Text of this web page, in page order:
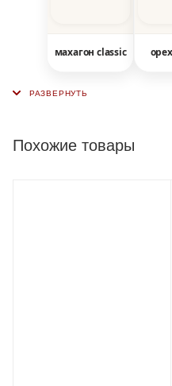
махагон classic
Похожие товары